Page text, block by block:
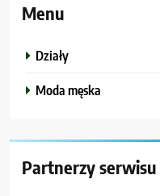
Menu
Działy
Moda męska
Partnerzy serwisu